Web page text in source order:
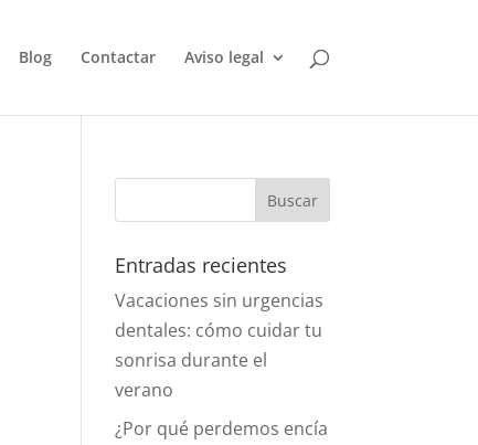
Blog Contactar Aviso legal
Entradas recientes
Vacaciones sin urgencias
dentales: cómo cuidar tu
sonrisa durante el
verano
¿Por qué perdemos encía